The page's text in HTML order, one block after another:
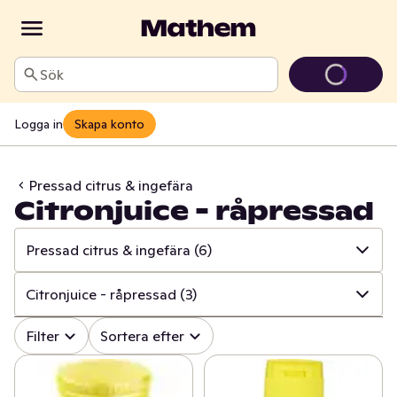
Sök
Logga in Skapa konto
Pressad citrus & ingefära
Citronjuice - råpressad
Pressad citrus & ingefära (6)
✓ Alla (649)
✓ Kryddor & örter (226)
Såser & aromsmör
Citronjuice - råpressad (3)
✓ Alla (6)
Citronjuice - råpressad
Filter Sortera efter